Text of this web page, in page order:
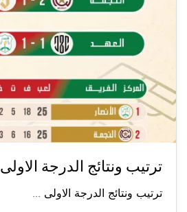
ترتيب ونتائج الدرجة الاولى
ترتيب ونتائج الدرجة الاولى ...